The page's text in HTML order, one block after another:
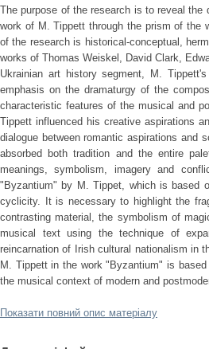
The purpose of the research is to reveal
work of M. Tippett through the prism of the
of the research is historical-conceptual,
works of Thomas Weiskel, David Clark,
Ukrainian art history segment, M.
emphasis on the dramaturgy of the
characteristic features of the musical and
Tippett influenced his creative aspirations
dialogue between romantic aspirations and
absorbed both tradition and the entire
meanings, symbolism, imagery and
"Byzantium" by M. Tippet, which is based
cyclicity. It is necessary to highlight the
contrasting material, the symbolism of
musical text using the technique of
reincarnation of Irish cultural nationalism in
M. Tippett in the work "Byzantium" is
the musical context of modern and
Показати повний опис матеріалу